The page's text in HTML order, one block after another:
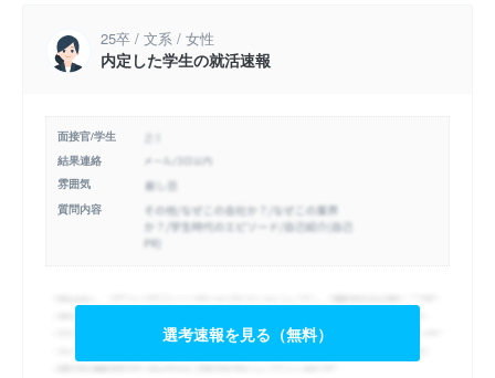
25卒 / 文系 / 女性
内定した学生の就活速報
面接官/学生
結果連絡
雰囲気
質問内容
選考速報を見る（無料）